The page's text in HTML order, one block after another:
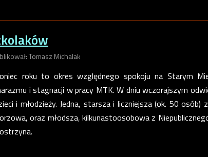
Tomasz Michalak
roku to okres względnego spokoju na Starym
i stagnacji w pracy MTK. W dniu wczorajszym
i młodzieży. Jedna, starsza i liczniejsza (ok. 50
oraz młodsza, kilkunastoosobowa z